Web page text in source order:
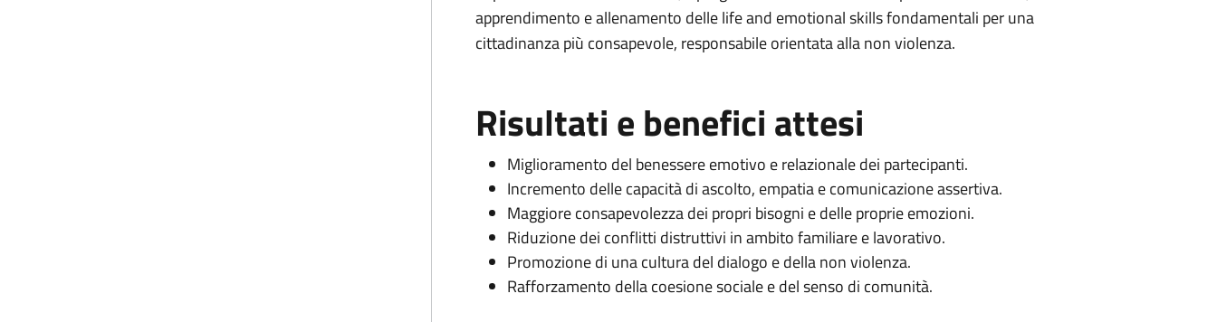
apprendimento e allenamento delle life and emotional skills fondamentali per una
cittadinanza più consapevole, responsabile orientata alla non violenza.
Risultati e benefici attesi
Miglioramento del benessere emotivo e relazionale dei partecipanti.
Incremento delle capacità di ascolto, empatia e comunicazione assertiva.
Maggiore consapevolezza dei propri bisogni e delle proprie emozioni.
Riduzione dei conflitti distruttivi in ambito familiare e lavorativo.
Promozione di una cultura del dialogo e della non violenza.
Rafforzamento della coesione sociale e del senso di comunità.